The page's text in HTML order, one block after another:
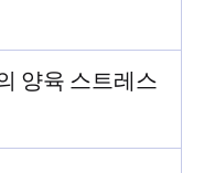
양육 스트레스